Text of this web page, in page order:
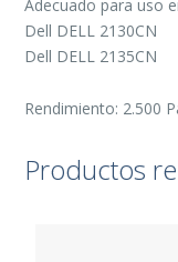
Adecuado para uso
Dell DELL 2130CN
Dell DELL 2135CN
Rendimiento: 2.500
Productos